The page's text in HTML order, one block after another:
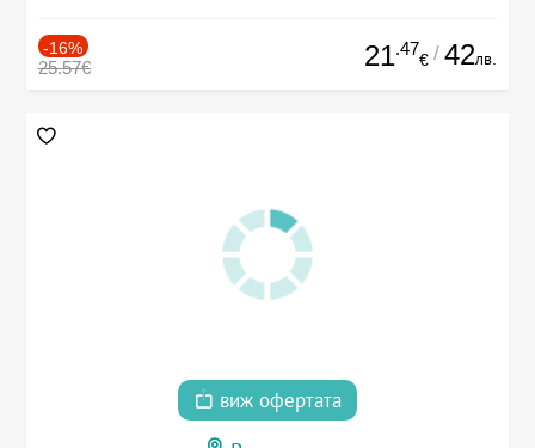
-16%
25.57€ 21.47
€ / 42лв.
виж офертата